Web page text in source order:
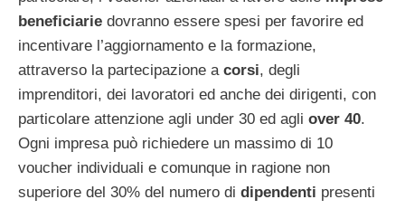
beneficiarie dovranno essere spesi per favorire ed
incentivare l’aggiornamento e la formazione,
attraverso la partecipazione a corsi, degli
imprenditori, dei lavoratori ed anche dei dirigenti, con
particolare attenzione agli under 30 ed agli over 40.
Ogni impresa può richiedere un massimo di 10
voucher individuali e comunque in ragione non
superiore del 30% del numero di dipendenti presenti